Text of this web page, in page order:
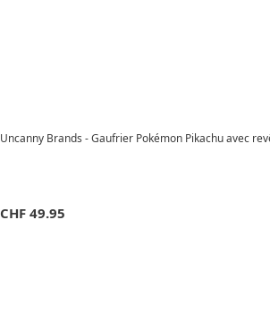
Uncanny Brands - Gaufrier Pokémon Pikachu avec
CHF 49.95